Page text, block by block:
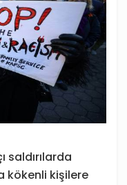
saldırılarda
kökenli kişilere